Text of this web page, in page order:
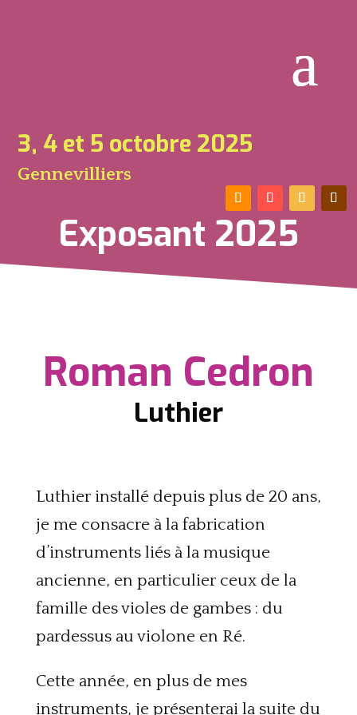
3, 4 et 5 octobre 2025
Gennevilliers
Exposant 2025
Roman Cedron
Luthier
Luthier installé depuis plus de 20 ans,
je me consacre à la fabrication
d’instruments liés à la musique
ancienne, en particulier ceux de la
famille des violes de gambes : du
pardessus au violone en Ré.
Cette année, en plus de mes
instruments, je présenterai la suite du